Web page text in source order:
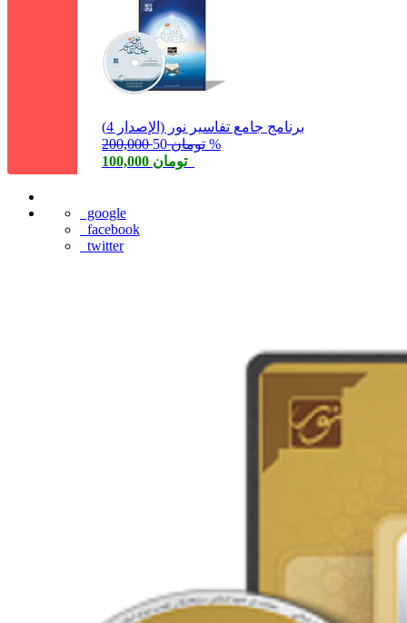
برنامج جامع تفاسير نور (الإصدار 4)
200,000 تومان 50 %
100,000 تومان
google
facebook
twitter